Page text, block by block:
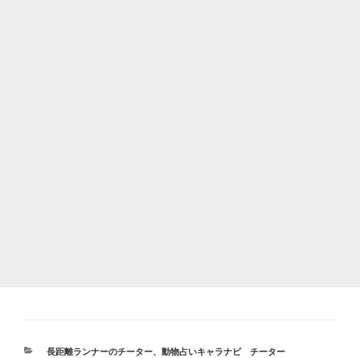
カ
長距離ランナーのチーター、 動物占いキャラナビ チーター